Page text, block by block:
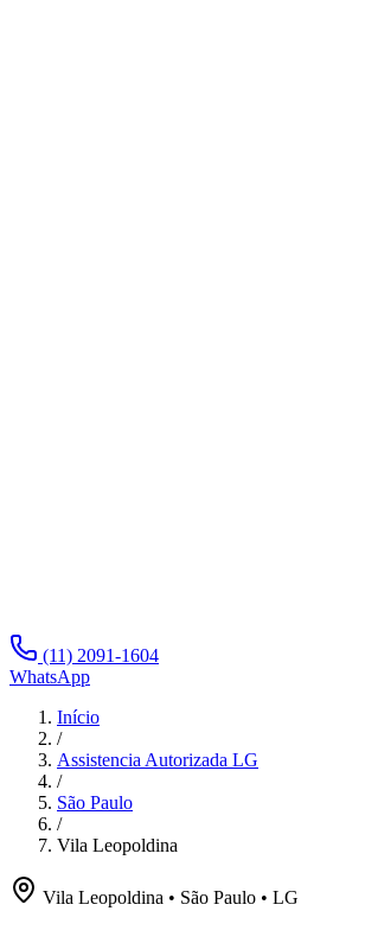
(11) 2091-1604
WhatsApp
Início
/
Assistencia Autorizada LG
/
São Paulo
/
Vila Leopoldina
Vila Leopoldina • São Paulo • LG